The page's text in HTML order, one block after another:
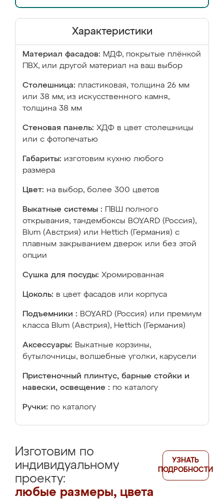
Характеристики
Материал фасадов: МДФ, покрытые плёнкой
ПВХ, или другой материал на ваш выбор
Столешница: пластиковая, толщина 26 мм
или 38 мм; из искусственного камня,
толщина 38 мм
Стеновая панель: ХДФ в цвет столешницы
или с фотопечатью
Габариты: изготовим кухню любого
размера
Цвет: на выбор, более 300 цветов
Выкатные системы :
ПВШ полного
открывания, тандембоксы BOYARD (Россия),
Blum (Австрия) или Hettich (Германия) с
плавным закрыванием дверок или без этой
опции
Сушка для посуды: Хромированная
Цоколь: в цвет фасадов или корпуса
Подъемники : BOYARD (Россия) или премиум
класса Blum (Австрия), Hettich (Германия)
Аксессуары: Выкатные корзины,
бутылочницы, волшебные уголки, карусели
Пристеночный плинтус, барные стойки и
навески, освещение : по каталогу
Ручки: по каталогу
Изготовим по
индивидуальному
проекту:
любые размеры, цвета
УЗНАТЬ
ПОДРОБНОСТИ